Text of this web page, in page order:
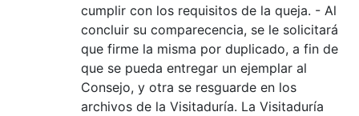
cumplir con los requisitos de la queja. - Al
concluir su comparecencia, se le solicitará
que firme la misma por duplicado, a fin de
que se pueda entregar un ejemplar al
Consejo, y otra se resguarde en los
archivos de la Visitaduría. La Visitaduría